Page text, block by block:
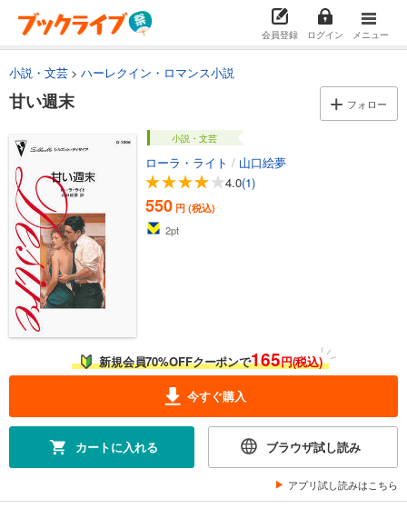
会員登録 ログイン メニュー
小説・文芸 ハーレクイン・ロマンス小説
甘い週末 フォロー
小説・文芸
ローラ・ライト / 山口絵夢
4.0(1)
550 円 (税込)
2pt
新規会員70%OFFクーポンで165円(税込)
今すぐ購入
カートに入れる ブラウザ試し読み
アプリ試し読みはこちら